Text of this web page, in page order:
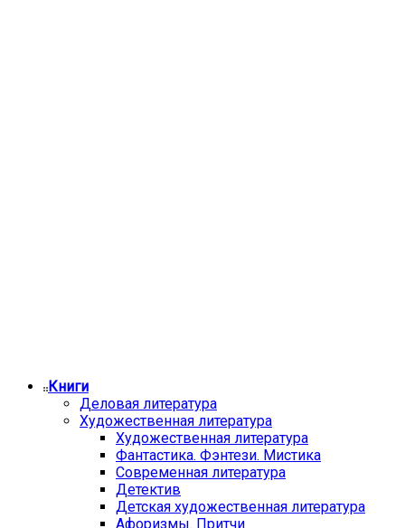
Книги
Деловая литература
Художественная литература
Художественная литература
Фантастика. Фэнтези. Мистика
Современная литература
Детектив
Детская художественная литература
Афоризмы. Притчи